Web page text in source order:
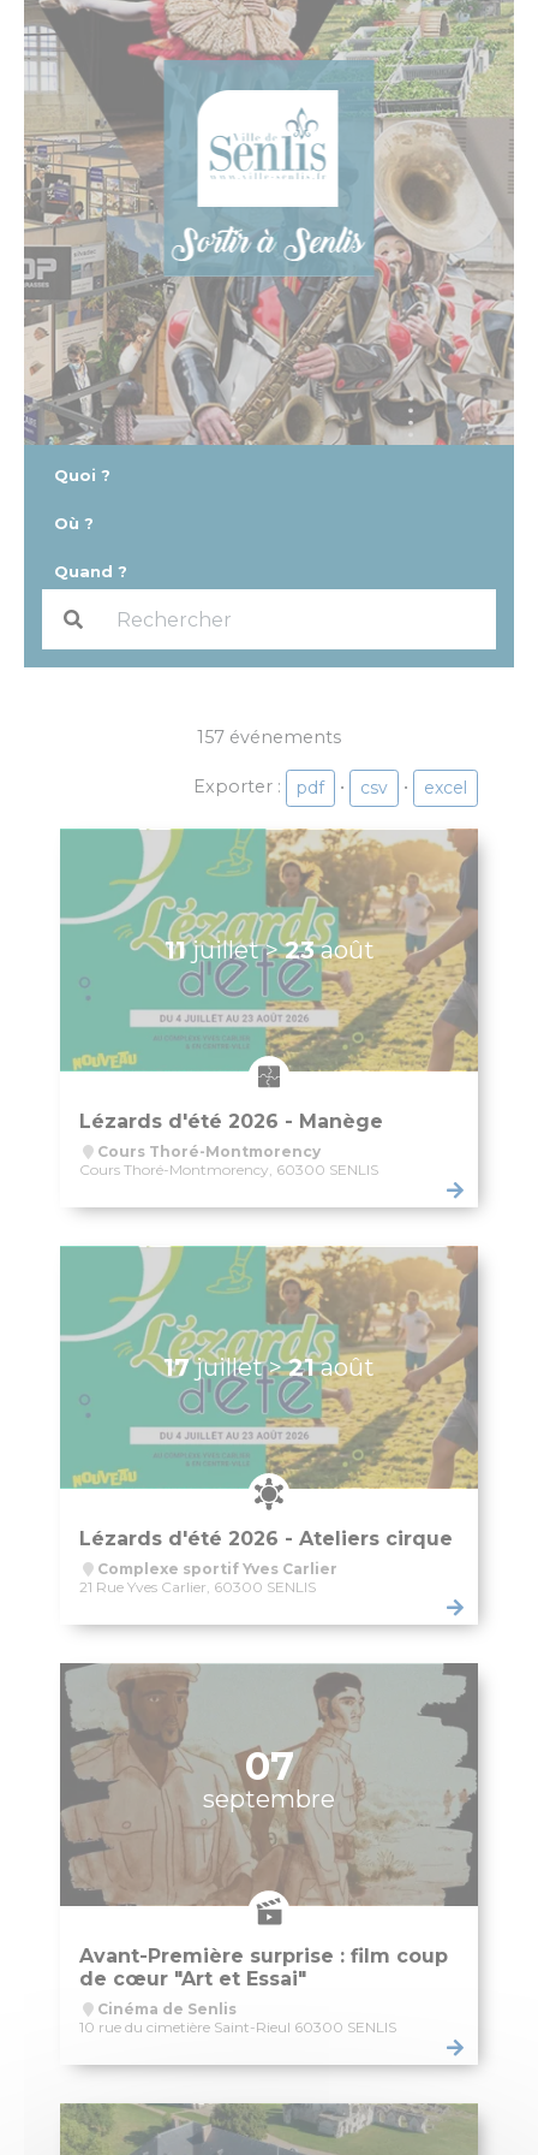
Patrimoine architectural
Pays d’Art & d’Histoire
Les journées Européennes du Patrimoine
Le Sentier des Faubourgs de Senlis
Senlis, ville de Cinéma – Infos pratiques
Fonds de dotation
Senlis, ville connectée
Senlis sur internet et sur les réseaux sociaux
Application officielle de la ville
Kiosques
Senlis Ensemble
FOCUS – Le Pays d’Art et d’Histoire
Musées de Senlis – Guide d’activités
PARCOURS – Sur les traces de la Grande Guerre
Lettre aux Senlisiens
Passeport du civisme
Signaler un problème de distribution
LA MAIRIE
Discours du Maire
Vie de la municipalité
Affichage Légal
Finances
Les commissions municipales
Senlis soutient le GHPSO
Les cérémonies des Vœux
Les Maisons de Quartier
Pôle d’Échange Multimodal (PEM)
Restauration du Château Royal de Senlis
Voyage au temps des premiers Rois de France
Nouveau conservatoire
Le site d’Ordener
Action Cœur de Ville
L’ecoQuartier de la gare – Phase 2
L’ÉcoQuartier de la Gare – le chantier
L’ÉcoQuartier de la Gare – genèse du projet
Ville amie des enfants
Passeport du civisme
Programmation des fonds européens – ITI
La Maison de la Petite Enfance
État Civil
Demandes d’actes
Élections
Le Grand Débat National
Recensement militaire
Mes démarches
Les services municipaux
Services Espaces verts
Sport
Les permanences de médiation
Service Citoyenneté – Etat Civil
Service jeunesse – Spot
Les permanences de médiation
Le Conciliateur de justice
Numéros d’urgence & contacts utiles
Emploi & Stages
Énergie & Environnement
Plan de sobriété énergétique
Alerte sécheresse
Plan de Prévention du Bruit dans L’Environnement
GEMAPI
Les Zones d’Accélération des Énergies Renouvelables
(ZAEnR)
Amélioration de l’habitat – Maison de l’habitat et des
projets
Signalements
Enquêtes publiques
Enquêtes publiques en cours
Enquêtes publiques closes
Mes démarches en urbanisme
Plan Local d’Urbanisme
Plan de Sauvegarde et de Mise en Valeur
Aire de mise en Valeur de l’Architecture et du Patrimoine
Innover à Senlis avec un projet d’habitat participatif
Logement
Mobilité & Transports